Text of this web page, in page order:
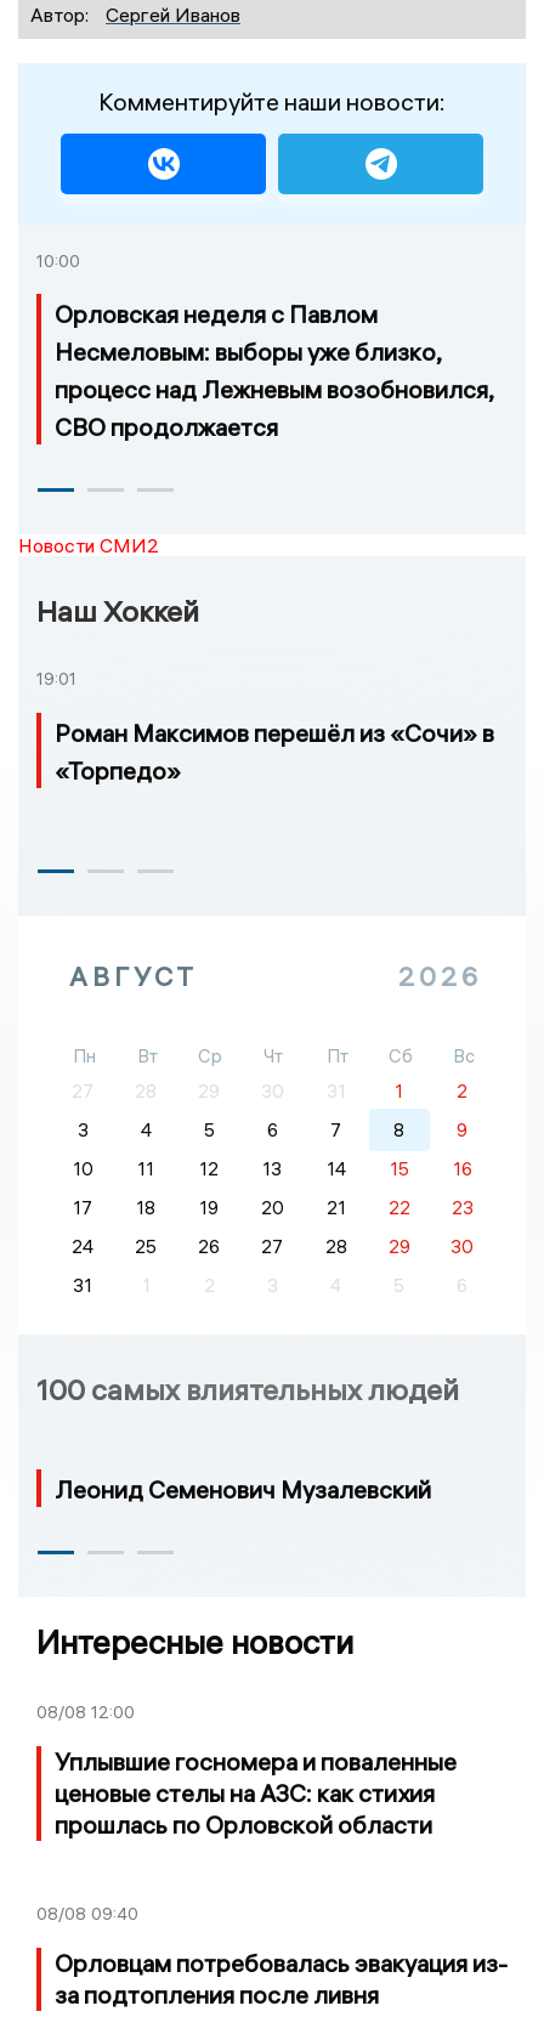
Автор: Сергей Иванов
Комментируйте наши новости:
10:00
Орловская неделя с Павлом
Несмеловым: выборы уже близко,
процесс над Лежневым возобновился,
СВО продолжается
Новости СМИ2
Наш Хоккей
19:01
Роман Максимов перешёл из «Сочи» в
«Торпедо»
АВГУСТ 2026
Пн Вт Ср Чт Пт Сб
Вс
27
28 29 30 31 1
2
3
4 5 6 7 8
9
10
11 12 13 14 15
16
17
18 19 20 21 22
23
24
25 26 27 28 29
30
31
1 2 3 4 5 6
100 самых влиятельных людей
Леонид Семенович Музалевский
Интересные новости
08/08 12:00
Уплывшие госномера и поваленные
ценовые стелы на АЗС: как стихия
прошлась по Орловской области
08/08 09:40
Орловцам потребовалась эвакуация из-
за подтопления после ливня